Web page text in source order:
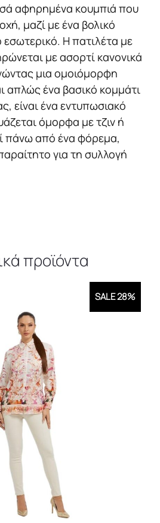
αφηρημένα κουμπιά που
μαζί με ένα βολικό
Η πατιλέτα με
με ασορτί κανονικά
μια ομοιόμορφη
απλώς ένα βασικό κομμάτι
είναι ένα εντυπωσιακό
όμορφα με τζιν ή
πάνω από ένα φόρεμα,
για τη συλλογή
προϊόντα
SALE 28%